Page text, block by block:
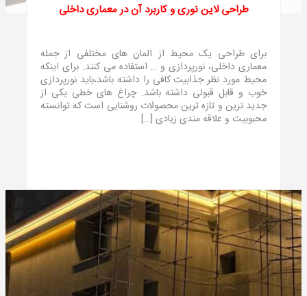
طراحی لاین نوری و کاربرد آن در معماری داخلی
برای طراحی یک محیط از المان های مختلفی از جمله
معماری داخلی، نورپردازی و … استفاده می کنند. برای اینکه
محیط مورد نظر جذابیت کافی را داشته باشد،باید نورپردازی
خوب و قابل قبولی داشته باشد. چراغ های خطی یکی از
جدید ترین و تازه ترین محصولات روشنایی است که توانسته
محبوبیت و علاقه مندی زیادی […]